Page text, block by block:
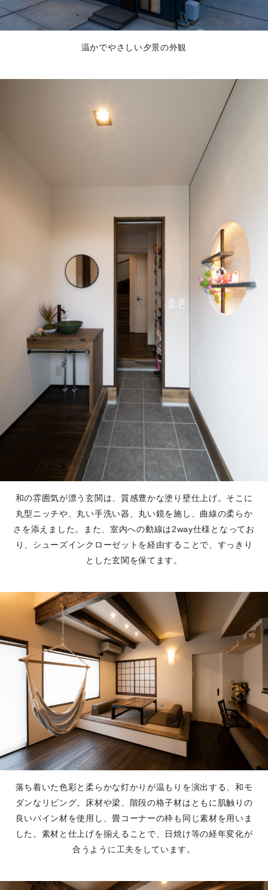
温かでやさしい夕景の外観
和の雰囲気が漂う玄関は、質感豊かな塗り壁仕上げ。そこに
丸型ニッチや、丸い手洗い器、丸い鏡を施し、曲線の柔らか
さを添えました。また、室内への動線は2way仕様となってお
り、シューズインクローゼットを経由することで、すっきり
とした玄関を保てます。
落ち着いた色彩と柔らかな灯かりが温もりを演出する、和モ
ダンなリビング。床材や梁、階段の格子材はともに肌触りの
良いパイン材を使用し、畳コーナーの枠も同じ素材を用いま
した。素材と仕上げを揃えることで、日焼け等の経年変化が
合うように工夫をしています。